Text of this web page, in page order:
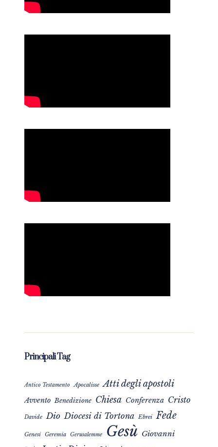
Principali Tag
Antico Testamento Apocalisse Atti degli apostoli
Avvento Benedizione Chiesa Conferenza Cristo
Davide Dio Diocesi di Tortona Ebrei Fede
Genesi Geremia Gerusalemme Gesù Giovanni